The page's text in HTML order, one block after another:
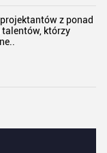
z ponad
którzy